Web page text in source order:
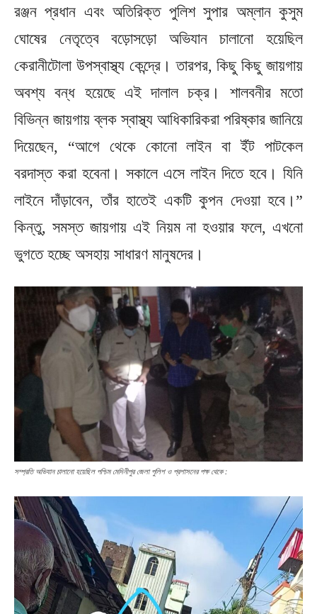
রঞ্জন প্রধান এবং অতিরিক্ত পুলিশ সুপার অম্লান কুসুম
ঘোষের নেতৃত্বে বড়োসড়ো অভিযান চালানো হয়েছিল
কেরানীটোলা উপস্বাস্থ্য কেন্দ্রে। তারপর, কিছু কিছু জায়গায়
অবশ্য বন্ধ হয়েছে এই দালাল চক্র। শালবনীর মতো
বিভিন্ন জায়গায় ব্লক স্বাস্থ্য আধিকারিকরা পরিষ্কার জানিয়ে
দিয়েছেন, “আগে থেকে কোনো লাইন বা ইঁট পাটকেল
বরদাস্ত করা হবেনা। সকালে এসে লাইন দিতে হবে। যিনি
লাইনে দাঁড়াবেন, তাঁর হাতেই একটি কুপন দেওয়া হবে।”
কিন্তু, সমস্ত জায়গায় এই নিয়ম না হওয়ার ফলে, এখনো
ভুগতে হচ্ছে অসহায় সাধারণ মানুষদের।
সম্প্রতি অভিযান চালানো হয়েছিল পশ্চিম মেদিনীপুর জেলা পুলিশ ও প্রশাসনের পক্ষ থেকে :